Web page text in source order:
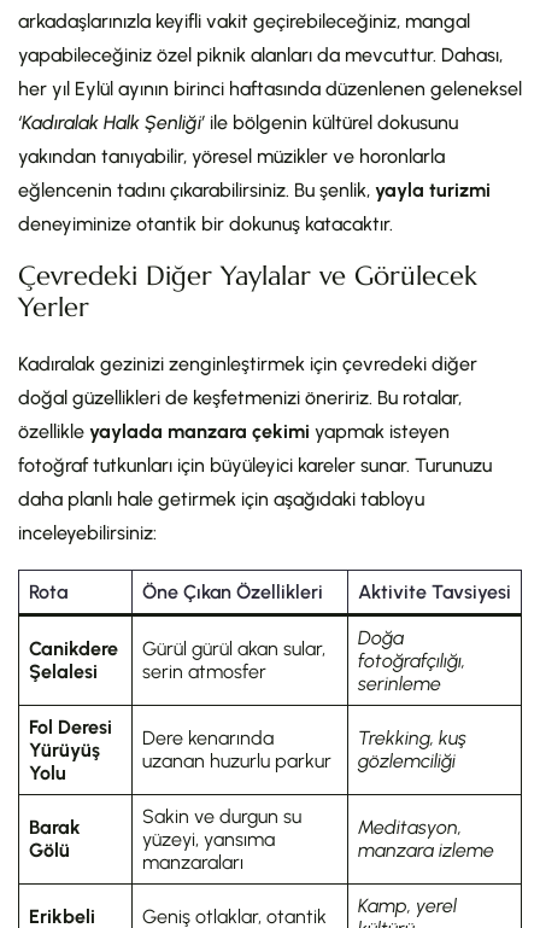
arkadaşlarınızla keyifli vakit geçirebileceğiniz, mangal
yapabileceğiniz özel piknik alanları da mevcuttur. Dahası,
her yıl Eylül ayının birinci haftasında düzenlenen geleneksel
‘Kadıralak Halk Şenliği’ ile bölgenin kültürel dokusunu
yakından tanıyabilir, yöresel müzikler ve horonlarla
eğlencenin tadını çıkarabilirsiniz. Bu şenlik, yayla turizmi
deneyiminize otantik bir dokunuş katacaktır.
Çevredeki Diğer Yaylalar ve Görülecek
Yerler
Kadıralak gezinizi zenginleştirmek için çevredeki diğer
doğal güzellikleri de keşfetmenizi öneririz. Bu rotalar,
özellikle yaylada manzara çekimi yapmak isteyen
fotoğraf tutkunları için büyüleyici kareler sunar. Turunuzu
daha planlı hale getirmek için aşağıdaki tabloyu
inceleyebilirsiniz:
Rota Öne Çıkan Özellikleri Aktivite Tavsiyesi
Canikdere
Şelalesi
Gürül gürül akan sular,
serin atmosfer
Doğa
fotoğrafçılığı,
serinleme
Fol Deresi
Yürüyüş
Yolu
Dere kenarında
uzanan huzurlu parkur
Trekking, kuş
gözlemciliği
Barak
Gölü
Sakin ve durgun su
yüzeyi, yansıma
manzaraları
Meditasyon,
manzara izleme
Erikbeli
Geniş otlaklar, otantik
Kamp, yerel